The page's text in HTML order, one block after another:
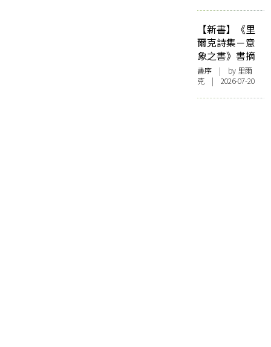
【新書】《里
爾克詩集－意
象之書》書摘
書序 | by 里爾
克 | 2026-07-20